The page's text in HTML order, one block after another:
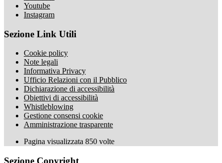
Youtube
Instagram
Sezione Link Utili
Cookie policy
Note legali
Informativa Privacy
Ufficio Relazioni con il Pubblico
Dichiarazione di accessibilità
Obiettivi di accessibilità
Whistleblowing
Gestione consensi cookie
Amministrazione trasparente
Pagina visualizzata 850 volte
Sezione Copyright